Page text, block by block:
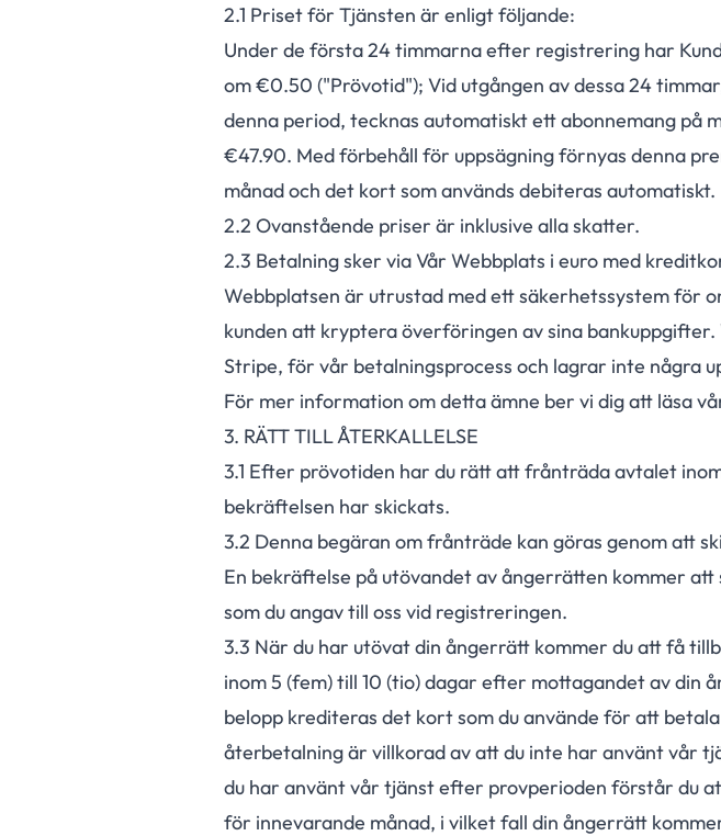
2.1 Priset för Tjänsten är enligt följande:
Under de första 24 timmarna efter registrering har
om €0.50 ("Prövotid"); Vid utgången av dessa 24
denna period, tecknas automatiskt ett abonnemang på
€47.90. Med förbehåll för uppsägning förnyas denna
månad och det kort som används debiteras automatiskt.
2.2 Ovanstående priser är inklusive alla skatter.
2.3 Betalning sker via Vår Webbplats i euro med
Webbplatsen är utrustad med ett säkerhetssystem för
kunden att kryptera överföringen av sina
Stripe, för vår betalningsprocess och lagrar inte några
För mer information om detta ämne ber vi dig att läsa
3. RÄTT TILL ÅTERKALLELSE
3.1 Efter prövotiden har du rätt att frånträda avtalet
bekräftelsen har skickats.
3.2 Denna begäran om frånträde kan göras genom att
En bekräftelse på utövandet av ångerrätten kommer
som du angav till oss vid registreringen.
3.3 När du har utövat din ångerrätt kommer du att få
inom 5 (fem) till 10 (tio) dagar efter mottagandet av din
belopp krediteras det kort som du använde för att
återbetalning är villkorad av att du inte har använt vår
du har använt vår tjänst efter provperioden förstår du
för innevarande månad, i vilket fall din ångerrätt